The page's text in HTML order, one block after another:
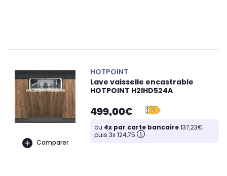
Comparer
HOTPOINT
Lave vaisselle encastrable
HOTPOINT H2IHD524A
499,00€
ou 4x par carte bancaire137,23€
puis 3x 124,75